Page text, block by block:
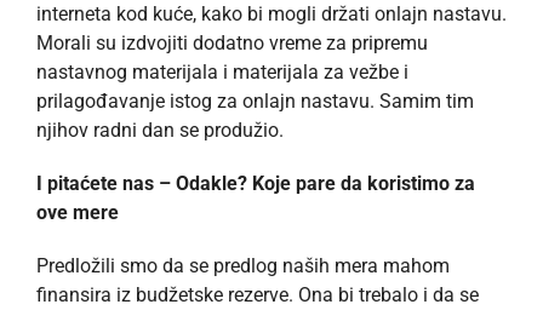
interneta kod kuće, kako bi mogli držati onlajn nastavu.
Morali su izdvojiti dodatno vreme za pripremu
nastavnog materijala i materijala za vežbe i
prilagođavanje istog za onlajn nastavu. Samim tim
njihov radni dan se produžio.
I pitaćete nas – Odakle? Koje pare da koristimo za
ove mere
Predložili smo da se predlog naših mera mahom
finansira iz budžetske rezerve. Ona bi trebalo i da se